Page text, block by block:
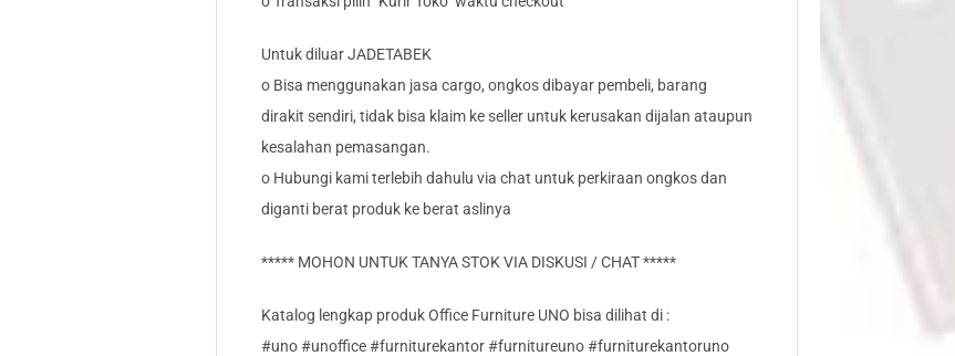
Untuk diluar JADETABEK
o Bisa menggunakan jasa cargo, ongkos dibayar pembeli, barang
dirakit sendiri, tidak bisa klaim ke seller untuk kerusakan dijalan ataupun
kesalahan pemasangan.
o Hubungi kami terlebih dahulu via chat untuk perkiraan ongkos dan
diganti berat produk ke berat aslinya
***** MOHON UNTUK TANYA STOK VIA DISKUSI / CHAT *****
Katalog lengkap produk Office Furniture UNO bisa dilihat di :
#uno #unoffice #furniturekantor #furnitureuno #furniturekantoruno